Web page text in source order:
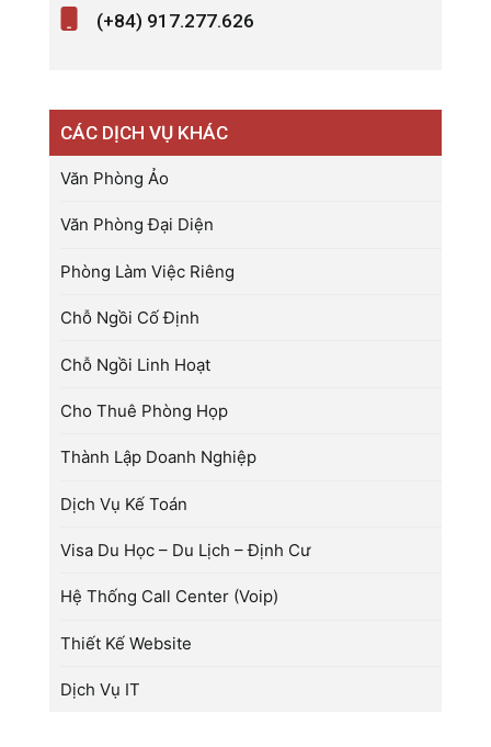
(+84) 917.277.626
CÁC DỊCH VỤ KHÁC
Văn Phòng Ảo
Văn Phòng Đại Diện
Phòng Làm Việc Riêng
Chỗ Ngồi Cố Định
Chỗ Ngồi Linh Hoạt
Cho Thuê Phòng Họp
Thành Lập Doanh Nghiệp
Dịch Vụ Kế Toán
Visa Du Học – Du Lịch – Định Cư
Hệ Thống Call Center (Voip)
Thiết Kế Website
Dịch Vụ IT